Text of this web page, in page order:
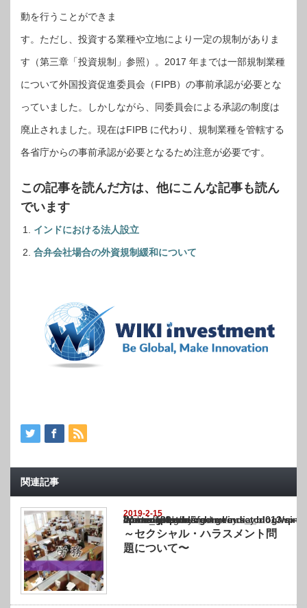
動を行うことができま
す。ただし、投資する業種や立地により一定の規制がありま
す（第三章「投資規制」参照）。2017 年までは一部規制業種
について外国投資促進委員会（FIPB）の事前承認が必要とな
っていました。しかしながら、同委員会による承認の制度は
廃止されました。現在はFIPB に代わり、規制業種を管轄する
各省庁からの事前承認が必要となるため注意が必要です。
この記事を読んだ方は、他にこんな記事も読ん
でいます
インドにおける法人設立
合弁会社場合の外資規制緩和について
関連記事
2019-2-15
Warning
: Undefined array key "show_category" in
/home/netst/kuno-cpa.co.jp/public_html/india_blog/wp-content/themes/
on line183
～セクシャル・ハラスメント問
題について〜